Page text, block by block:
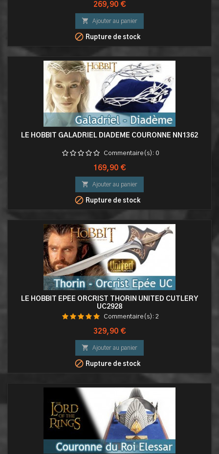
Prix
269,90 €
 Ajouter au panier
 Rupture de stock
LE HOBBIT GALADRIEL DIADEME COURONNE NN1362
Commentaire(s): 0
Prix
169,90 €
 Ajouter au panier
 Rupture de stock
LE HOBBIT EPÉE ORCRIST THORIN UNITED CUTLERY
UC2928
Commentaire(s): 2
Prix
329,90 €
 Ajouter au panier
 Rupture de stock